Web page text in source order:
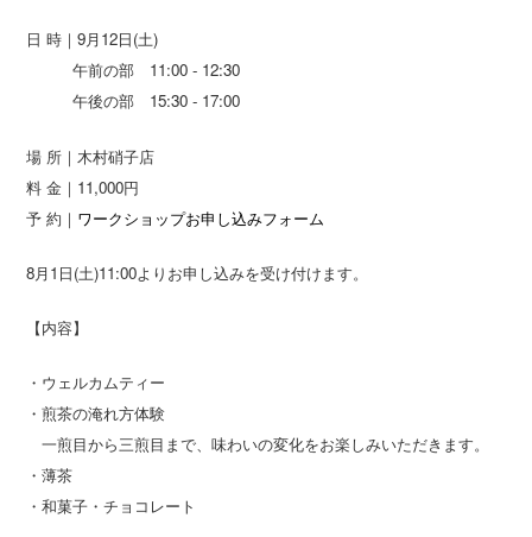
日 時｜9月12日(土)
午前の部 11:00 - 12:30
午後の部 15:30 - 17:00
場 所｜木村硝子店
料 金｜11,000円
予 約｜ ワークショップお申し込みフォーム
8月1日(土)11:00よりお申し込みを受け付けます。
【内容】
・ウェルカムティー
・煎茶の淹れ方体験
一煎目から三煎目まで、味わいの変化をお楽しみいただきます。
・薄茶
・和菓子・チョコレート